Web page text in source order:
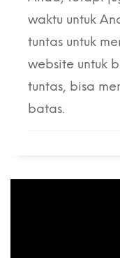
waktu untuk
tuntas untuk
website untuk
tuntas, bisa
batas.